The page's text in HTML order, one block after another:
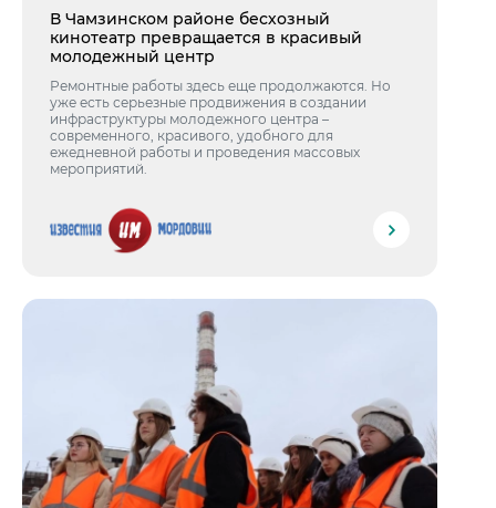
В Чамзинском районе бесхозный
кинотеатр превращается в красивый
молодежный центр
Ремонтные работы здесь еще продолжаются. Но
уже есть серьезные продвижения в создании
инфраструктуры молодежного центра –
современного, красивого, удобного для
ежедневной работы и проведения массовых
мероприятий.